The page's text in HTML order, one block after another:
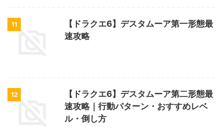
11
【ドラクエ6】デスタムーア第一形態最
速攻略
12
【ドラクエ6】デスタムーア第二形態最
速攻略｜行動パターン・おすすめレベ
ル・倒し方